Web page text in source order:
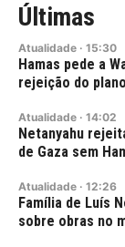
Últimas
Atualidade · 15:30
Hamas pede a
rejeição do
Atualidade · 14:02
Netanyahu
de Gaza sem
Atualidade · 12:26
Família de Luís
sobre obras no